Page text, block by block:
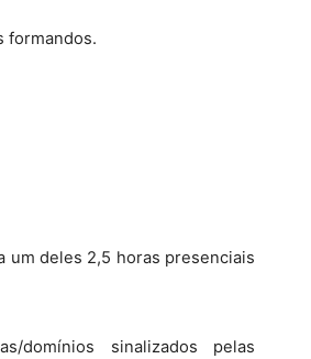
formandos.
um deles 2,5 horas presenciais
domínios sinalizados pelas